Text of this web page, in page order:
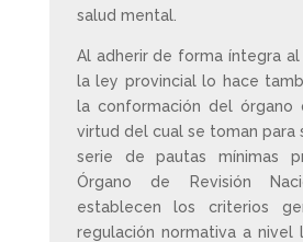
salud mental.
Al adherir de forma íntegra al
la ley provincial lo hace
la conformación del órgano
virtud del cual se toman para
serie de pautas mínimas
Órgano de Revisión
establecen los criterios
regulación normativa a nivel